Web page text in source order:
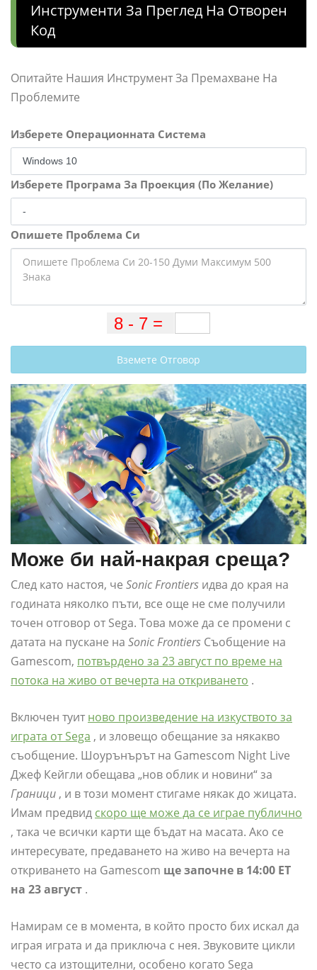
Инструменти За Преглед На Отворен
Код
Опитайте Нашия Инструмент За Премахване На
Проблемите
Изберете Операционната Система
Изберете Програма За Проекция (По Желание)
Опишете Проблема Си
Вземете Отговор
Може би най-накрая среща?
След като настоя, че Sonic Frontiers идва до края на
годината няколко пъти, все още не сме получили
точен отговор от Sega. Това може да се промени с
датата на пускане на Sonic Frontiers Съобщение на
Gamescom, потвърдено за 23 август по време на
потока на живо от вечерта на откриването .
Включен туит ново произведение на изкуството за
играта от Sega , и зловещо обещание за някакво
съобщение. Шоурънърът на Gamescom Night Live
Джеф Кейгли обещава „нов облик и новини“ за
Граници , и в този момент стигаме някак до жицата.
Имам предвид скоро ще може да се играе публично
, така че всички карти ще бъдат на масата. Ако се
интересувате, предаването на живо на вечерта на
откриването на Gamescom ще започне в 14:00 ET
на 23 август .
Намирам се в момента, в който просто бих искал да
играя играта и да приключа с нея. Звуковите цикли
често са изтощителни, особено когато Sega